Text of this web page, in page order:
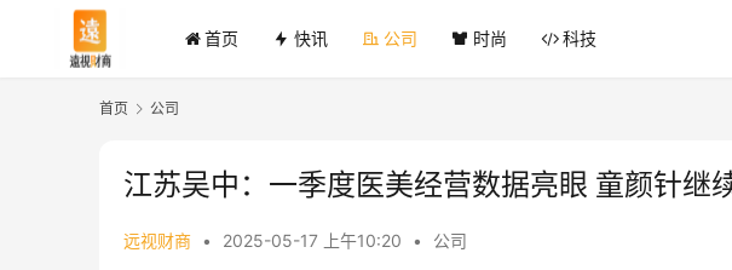
首页 快讯 公司 时尚 科技
首页 公司
江苏吴中：一季度医美经营数据亮眼 童颜针继
远视财商 • 2025-05-17 上午10:20 • 公司